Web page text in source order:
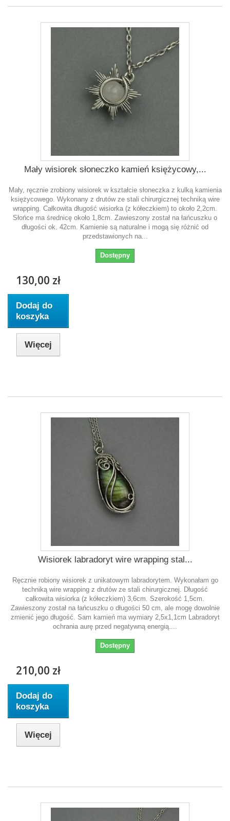
Mały wisiorek słoneczko kamień księżycowy,...
Mały, ręcznie zrobiony wisiorek w kształcie słoneczka z kulką kamienia
księżycowego. Wykonany z drutów ze stali chirurgicznej techniką wire
wrapping. Całkowita długość wisiorka (z kółeczkiem) to około 2,2cm.
Słońce ma średnicę około 1,8cm. Zawieszony został na łańcuszku o
długości ok. 42cm. Kamienie są naturalne i mogą się różnić od
przedstawionych na...
Dostępny
130,00 zł
Dodaj do
koszyka
Więcej
Wisiorek labradoryt wire wrapping stal...
Ręcznie robiony wisiorek z unikatowym labradorytem. Wykonałam go
techniką wire wrapping z drutów ze stali chirurgicznej. Długość
całkowita wisiorka (z kółeczkiem) 3,6cm. Szerokość 1,5cm.
Zawieszony został na łańcuszku o długości 50 cm, ale mogę dowolnie
zmienić jego długość. Sam kamień ma wymiary 2,5x1,1cm Labradoryt
ochrania aurę przed negatywną energią....
Dostępny
210,00 zł
Dodaj do
koszyka
Więcej